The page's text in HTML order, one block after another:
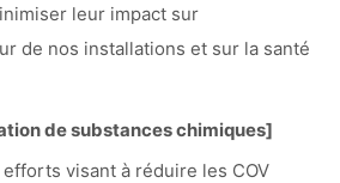
leur impact sur
de nos installations et sur la santé
de substances chimiques]
visant à réduire les COV